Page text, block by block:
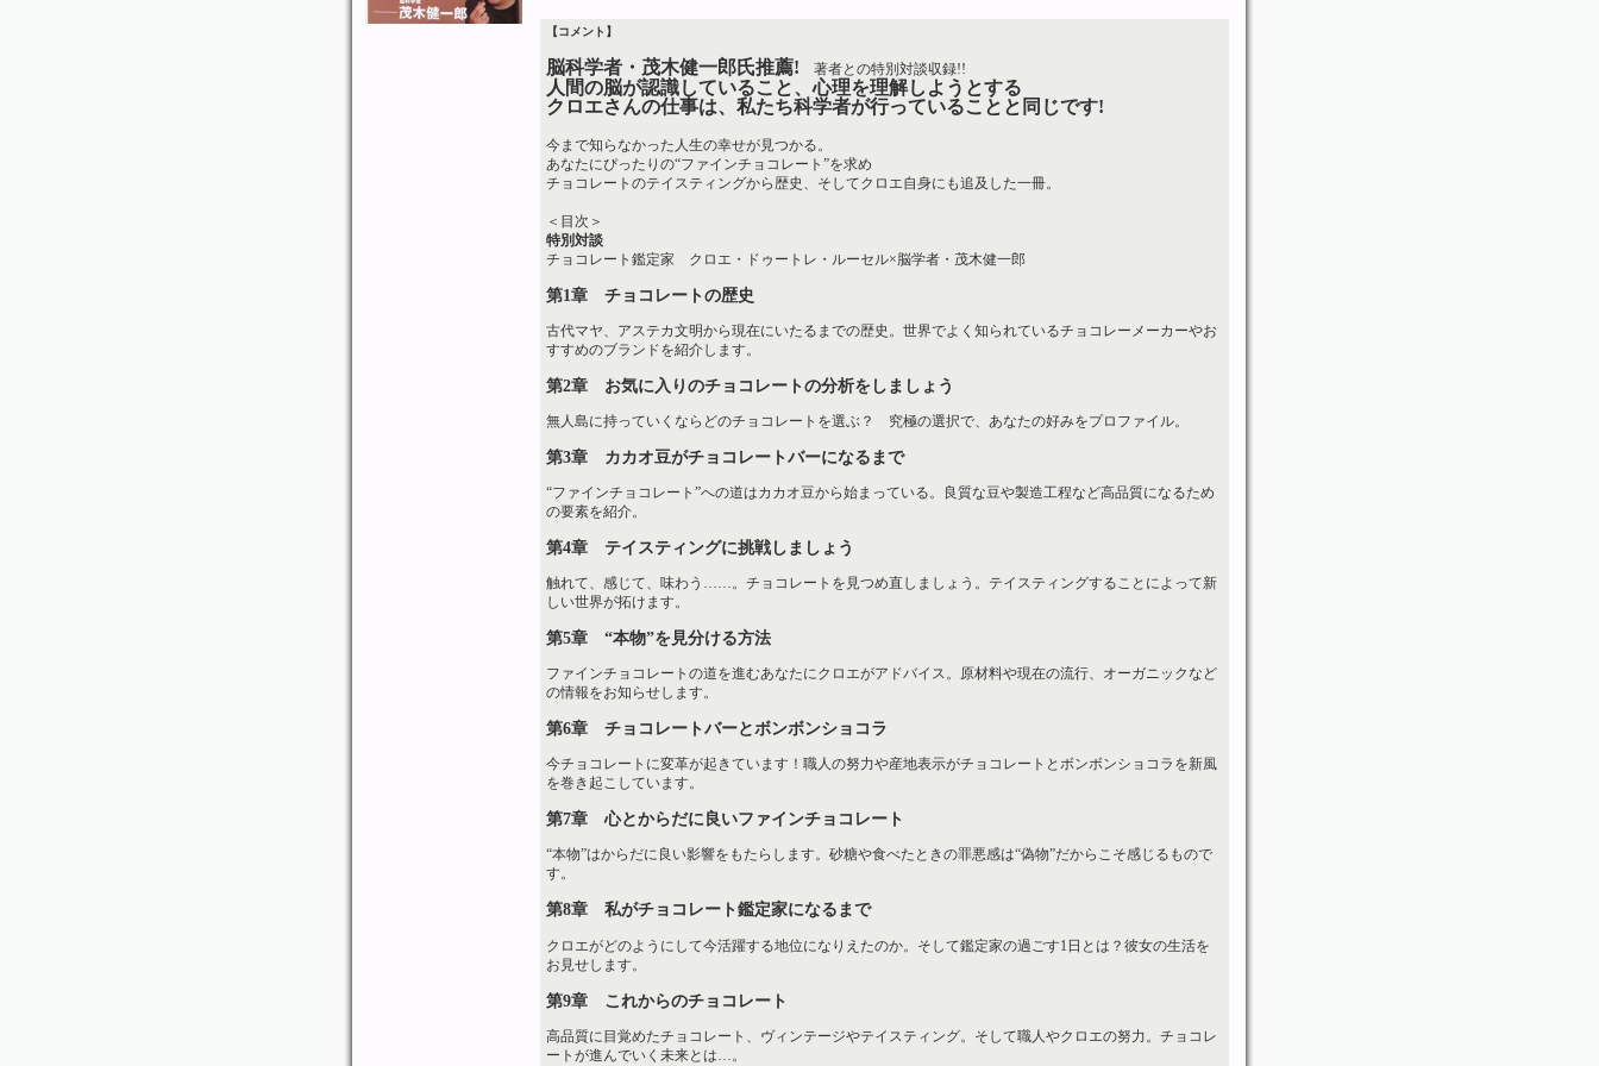
【コメント】
脳科学者・茂木健一郎氏推薦! 著者との特別対談収録!!
人間の脳が認識していること、心理を理解しようとする
クロエさんの仕事は、私たち科学者が行っていることと同じです!
今まで知らなかった人生の幸せが見つかる。
あなたにぴったりの“ファインチョコレート”を求め
チョコレートのテイスティングから歴史、そしてクロエ自身にも追及した一冊。
＜目次＞
特別対談
チョコレート鑑定家 クロエ・ドゥートレ・ルーセル×脳学者・茂木健一郎
第1章 チョコレートの歴史
古代マヤ、アステカ文明から現在にいたるまでの歴史。世界でよく知られているチョコレーメーカーやお
すすめのブランドを紹介します。
第2章 お気に入りのチョコレートの分析をしましょう
無人島に持っていくならどのチョコレートを選ぶ？ 究極の選択で、あなたの好みをプロファイル。
第3章 カカオ豆がチョコレートバーになるまで
“ファインチョコレート”への道はカカオ豆から始まっている。良質な豆や製造工程など高品質になるため
の要素を紹介。
第4章 テイスティングに挑戦しましょう
触れて、感じて、味わう……。チョコレートを見つめ直しましょう。テイスティングすることによって新
しい世界が拓けます。
第5章 “本物”を見分ける方法
ファインチョコレートの道を進むあなたにクロエがアドバイス。原材料や現在の流行、オーガニックなど
の情報をお知らせします。
第6章 チョコレートバーとボンボンショコラ
今チョコレートに変革が起きています！職人の努力や産地表示がチョコレートとボンボンショコラを新風
を巻き起こしています。
第7章 心とからだに良いファインチョコレート
“本物”はからだに良い影響をもたらします。砂糖や食べたときの罪悪感は“偽物”だからこそ感じるもので
す。
第8章 私がチョコレート鑑定家になるまで
クロエがどのようにして今活躍する地位になりえたのか。そして鑑定家の過ごす1日とは？彼女の生活を
お見せします。
第9章 これからのチョコレート
高品質に目覚めたチョコレート、ヴィンテージやテイスティング。そして職人やクロエの努力。チョコレ
ートが進んでいく未来とは…。